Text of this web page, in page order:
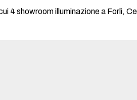
4 showroom illuminazione a Forlì,